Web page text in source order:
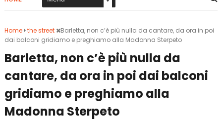
Home the street
Barletta, non c’è più nulla da cantare, da ora in poi
dai balconi gridiamo e preghiamo alla Madonna Sterpeto
Barletta, non c’è più nulla da
cantare, da ora in poi dai balconi
gridiamo e preghiamo alla
Madonna Sterpeto